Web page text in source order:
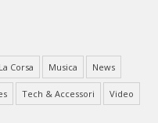
La Corsa Musica News
Tech & Accessori Video